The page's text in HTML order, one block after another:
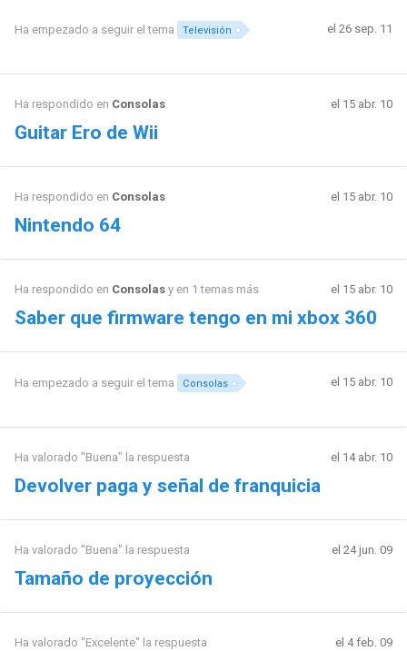
Ha empezado a seguir el tema Televisión el 26 sep. 11
Ha respondido en Consolas el 15 abr. 10
Guitar Ero de Wii
Ha respondido en Consolas el 15 abr. 10
Nintendo 64
Ha respondido en Consolasy en 1 temas más el 15 abr. 10
Saber que firmware tengo en mi xbox 360
Ha empezado a seguir el tema Consolas el 15 abr. 10
Ha valorado "Buena" la respuesta el 14 abr. 10
Devolver paga y señal de franquicia
Ha valorado "Buena" la respuesta el 24 jun. 09
Tamaño de proyección
Ha valorado "Excelente" la respuesta el 4 feb. 09